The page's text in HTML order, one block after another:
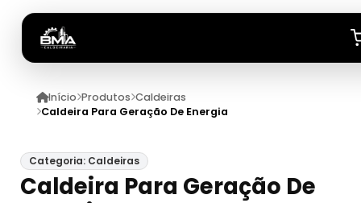
Início
Produtos
Início Produtos Caldeiras
Caldeira Para Geração De Energia
Categoria: Caldeiras
Caldeira Para Geração De